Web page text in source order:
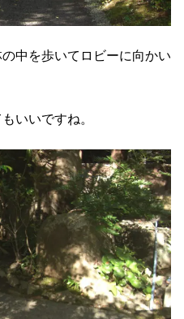
中を歩いてロビーに向かい
いいですね。